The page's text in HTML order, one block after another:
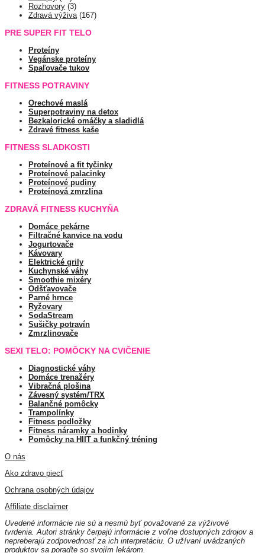
Rozhovory (3)
Zdravá výživa(167)
PRE SUPER FIT TELO
Proteíny
Vegánske proteíny
Spaľovače tukov
FITNESS POTRAVINY
Orechové maslá
Superpotraviny na detox
Bezkalorické omáčky a sladidlá
Zdravé fitness kaše
FITNESS SLADKOSTI
Proteínové a fit tyčinky
Proteínové palacinky
Proteínové pudiny
Proteínová zmrzlina
ZDRAVÁ FITNESS KUCHYŇA
Domáce pekárne
Filtračné kanvice na vodu
Jogurtovače
Kávovary
Elektrické grily
Kuchynské váhy
Smoothie mixéry
Odšťavovače
Parné hrnce
Ryžovary
SodaStream
Sušičky potravín
Zmrzlinovače
SEXI TELO: POMÔCKY NA CVIČENIE
Diagnostické váhy
Domáce trenažéry
Vibračná plošina
Závesný systém/TRX
Balančné pomôcky
Trampolínky
Fitness podložky
Fitness náramky a hodinky
Pomôcky na HIIT a funkčný tréning
O nás
Ako zdravo piecť
Ochrana osobných údajov
Affiliate disclaimer
Uvedené informácie nie sú a nesmú byť považované za výživové
tvrdenia. Autori stránky čerpajú informácie z voľne dostupných zdrojov a
nepreberajú zodpovednosť za ich interpretáciu. O užívaní uvádzaných
produktov sa poraďte so svojím lekárom.